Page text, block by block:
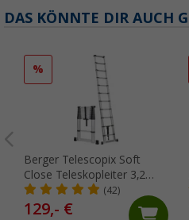
DAS KÖNNTE DIR AUCH
%
Berger Telescopix Soft
Close Teleskopleiter 3,2
Meter silber
(42)
129,- €